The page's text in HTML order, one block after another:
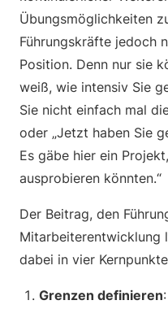
Übungsmöglichkeiten
Führungskräfte jedoch
Position. Denn nur sie
weiß, wie intensiv Sie
Sie nicht einfach mal
oder „Jetzt haben Sie
Es gäbe hier ein
ausprobieren könnten.“
Der Beitrag, den
Mitarbeiterentwicklung
dabei in vier
Grenzen definieren